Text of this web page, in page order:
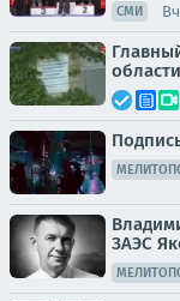
СМИ
ЗАЭС